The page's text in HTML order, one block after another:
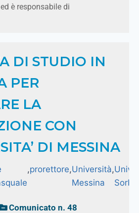
è responsabile di
DI STUDIO IN
PER
LA
CON
DI MESSINA
,prorettore,Università
Messina
,
Comunicato n. 48